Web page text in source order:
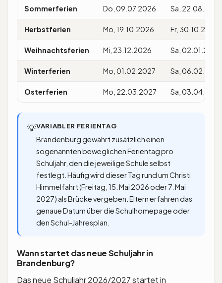
Sommerferien Do, 09.07.2026 Sa, 22.08.2026
Herbstferien Mo, 19.10.2026 Fr, 30.10.2026
Weihnachtsferien Mi, 23.12.2026 Sa, 02.01.2027
Winterferien Mo, 01.02.2027 Sa, 06.02.2027
Osterferien Mo, 22.03.2027 Sa, 03.04.2027
💡VARIABLER FERIENTAG
Brandenburg gewährt zusätzlich einen
sogenannten beweglichen Ferientag pro
Schuljahr, den die jeweilige Schule selbst
festlegt. Häufig wird dieser Tag rund um Christi
Himmelfahrt (Freitag, 15. Mai 2026 oder 7. Mai
2027) als Brücke vergeben. Eltern erfahren das
genaue Datum über die Schulhomepage oder
den Schul-Jahresplan.
Wann startet das neue Schuljahr in
Brandenburg?
Das neue Schuljahr 2026/2027 startet in